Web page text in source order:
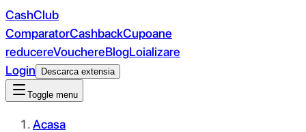
CashClub
ComparatorCashbackCupoane
reducereVouchereBlogLoializare
Login
Descarca extensia
Toggle menu
Acasa